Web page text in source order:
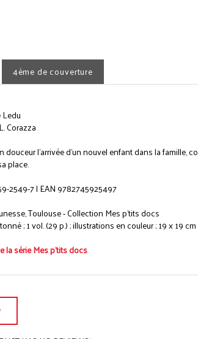
4ème de couverture
Corazza
douceur l'arrivée d'un nouvel enfant dans la famille,
place.
2549-7 | EAN 9782745925497
Toulouse - Collection Mes p'tits docs
; 1 vol. (29 p.) ; illustrations en couleur ; 19 x 19 cm
la série Mes p'tits docs